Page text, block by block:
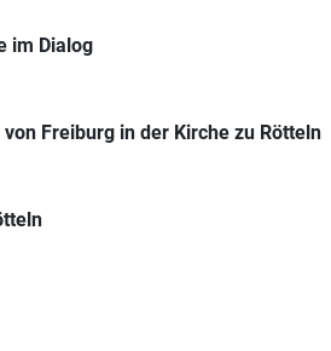
im Dialog
Freiburg in der Kirche zu Rötteln